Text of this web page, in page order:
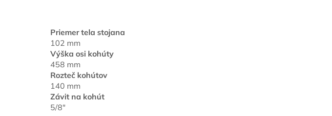
Priemer tela stojana
102 mm
Výška osi kohúty
458 mm
Rozteč kohútov
140 mm
Závit na kohút
5/8"